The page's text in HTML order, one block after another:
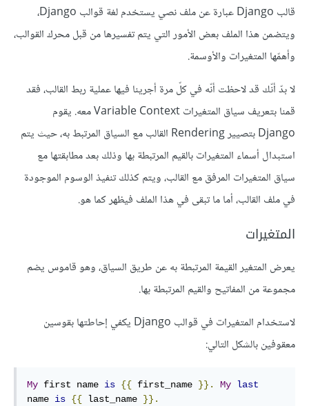
قالب Django عبارة عن ملف نصي يستخدم لغة قوالب Django،
ويتضمن هذا الملف بعض الأمور التي يتم تفسيرها من قبل محرك القوالب،
وأهمّها المتغيرات واﻷوسمة.
ﻻ بدّ أنّك قد لاحظت أنّه في كلّ مرة أجرينا فيها عملية ربط القالب، فقد
قمنا بتعريف سياق المتغيرات Variable Context معه. يقوم
Django بتصيير Rendering القالب مع السياق المرتبط به، حيث يتم
استبدال أسماء المتغيرات بالقيم المرتبطة بها وذلك بعد مطابقتها مع
سياق المتغيرات المرفق مع القالب، ويتم كذلك تنفيذ الوسوم الموجودة
في ملف القالب، أما ما تبقى في هذا الملف فيظهر كما هو.
المتغيرات
يعرض المتغير القيمة المرتبطة به عن طريق السياق، وهو قاموس يضم
مجموعة من المفاتيح والقيم المرتبطة بها.
لاستخدام المتغيرات في قوالب Django يكفي إحاطتها بقوسين
معقوفين بالشكل التالي:
My first name is {{ first name }} . My last
name is {{ last name }} .